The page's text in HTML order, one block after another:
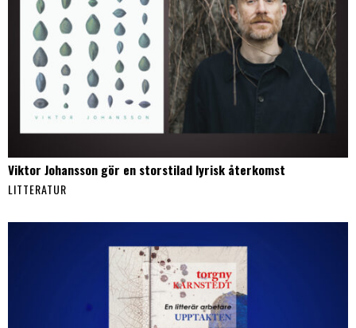
Viktor Johansson gör en storstilad lyrisk återkomst
LITTERATUR